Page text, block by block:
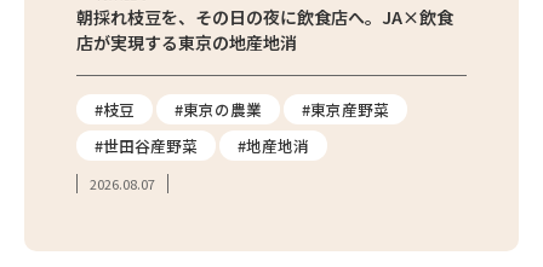
朝採れ枝豆を、その日の夜に飲食店へ。JA×飲食
店が実現する東京の地産地消
#枝豆 #東京の農業
#東京産野菜
#世田谷産野菜
#地産地消
2026.08.07